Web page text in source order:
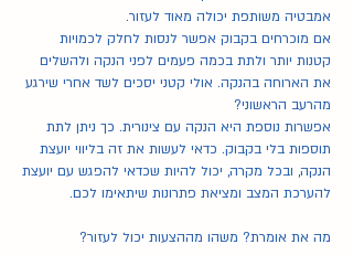
אמבטיה משותפת יכולה מאוד לעזור.
מהרעב הראשוני?
להערכת המצב ומציאת פתרונות שיתאימו לכם.
מה את אומרת? משהו מההצעות יכול לעזור?